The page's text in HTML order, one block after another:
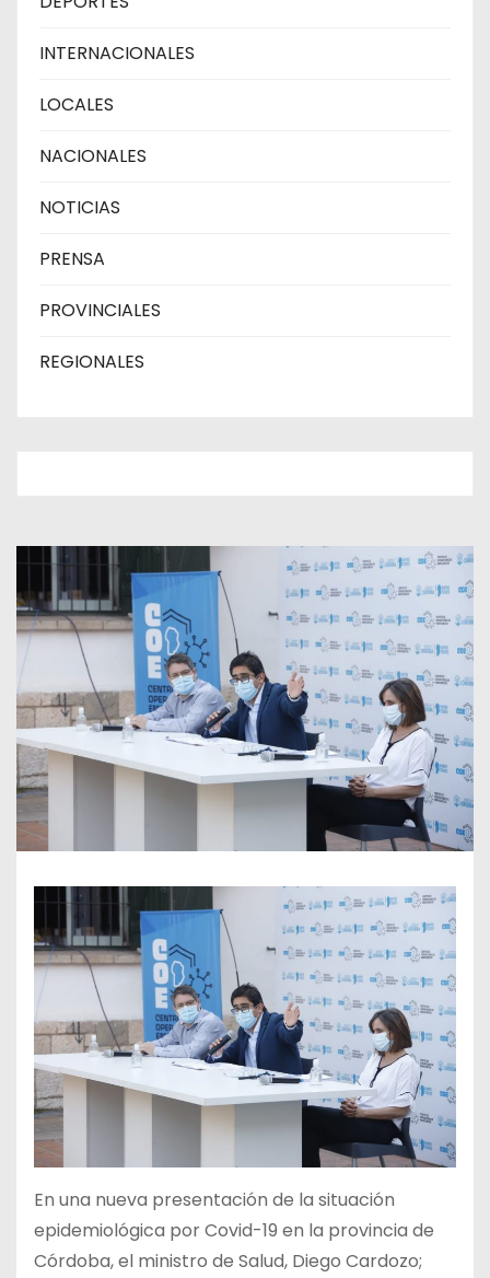
INTERNACIONALES
LOCALES
NACIONALES
NOTICIAS
PRENSA
PROVINCIALES
REGIONALES
En una nueva presentación de la situación
epidemiológica por Covid-19 en la provincia de
Córdoba, el ministro de Salud, Diego Cardozo;